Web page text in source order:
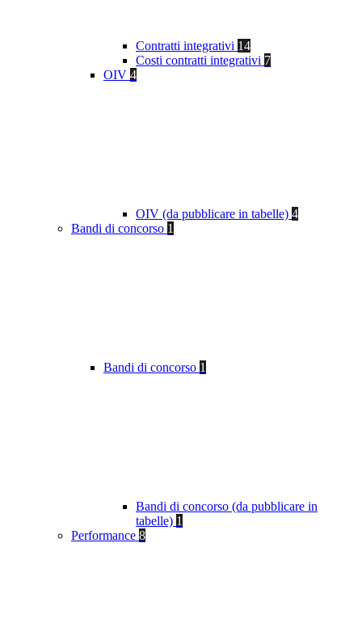
Contratti integrativi 14
Costi contratti integrativi 7
OIV 4
OIV (da pubblicare in tabelle) 4
Bandi di concorso 1
Bandi di concorso 1
Bandi di concorso (da pubblicare in
tabelle) 1
Performance 8